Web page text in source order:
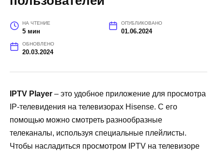
НА ЧТЕНИЕ
5 мин
ОПУБЛИКОВАНО
01.06.2024
ОБНОВЛЕНО
20.03.2024
IPTV Player – это удобное приложение для просмотра
IP-телевидения на телевизорах Hisense. С его
помощью можно смотреть разнообразные
телеканалы, используя специальные плейлисты.
Чтобы насладиться просмотром IPTV на телевизоре